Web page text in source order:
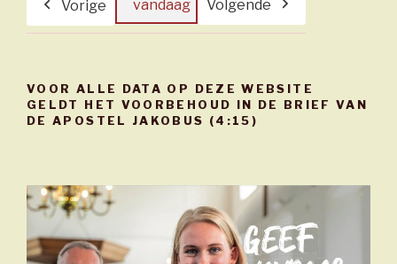
Vorige vandaag Volgende
VOOR ALLE DATA OP DEZE WEBSITE
GELDT HET VOORBEHOUD IN DE BRIEF VAN
DE APOSTEL JAKOBUS (4:15)